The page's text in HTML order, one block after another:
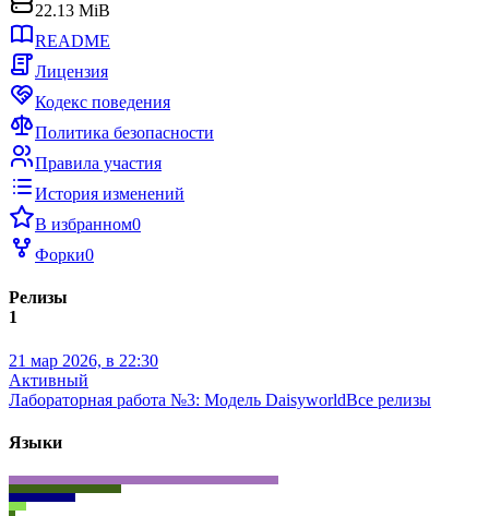
22.13 MiB
README
Лицензия
Кодекс поведения
Политика безопасности
Правила участия
История изменений
В избранном0
Форки0
Релизы
1
21 мар 2026, в 22:30
Активный
Лабораторная работа №3: Модель DaisyworldВсе релизы
Языки